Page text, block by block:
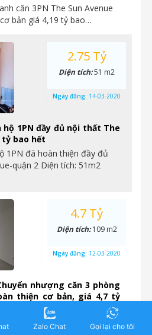
căn 3PN The Sun Avenue
bản giá 4,19 tỷ bao…
hộ 1PN đầy đủ nội thất The
tỷ bao hết
1PN đã hoàn thiện đầy đủ
quận 2 Diện tích: 51m2
2.75 Tỷ
Diện tích:51 m2
Ngày đăng: 14-03-2020
nhượng căn 3 phòng
thiện cơ bản, giá 4,7 tỷ
ngủ, diện tích lớn nhất
4.7 Tỷ
Diện tích:109 m2
Ngày đăng: 12-03-2020
Zalo Chat Gọi lại cho tôi